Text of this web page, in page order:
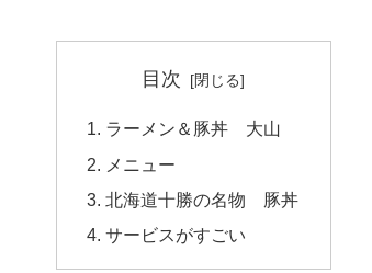
目次
ラーメン＆豚丼 大山
メニュー
北海道十勝の名物 豚丼
サービスがすごい